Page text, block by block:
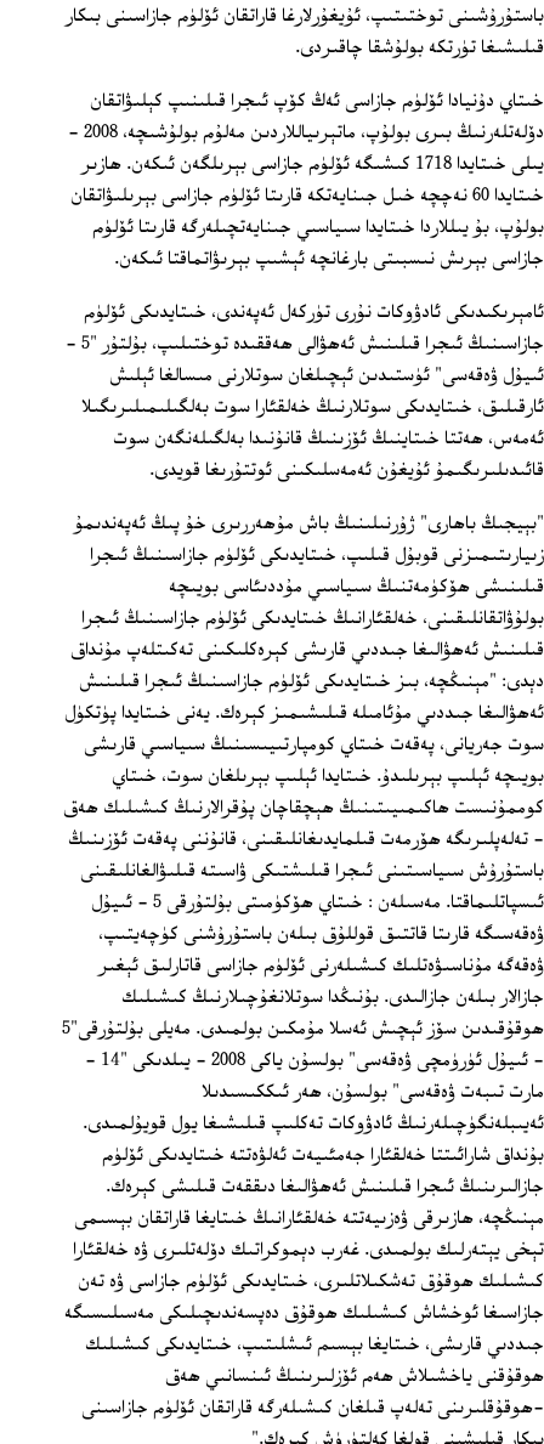
باستۇرۇشىنى توختىتىپ، ئۇيغۇرلارغا قاراتقان ئۆلۈم جازاسىنى بىكار
قىلىشىغا تۈرتكە بولۇشقا چاقىردى.
خىتاي دۇنيادا ئۆلۈم جازاسى ئەڭ كۆپ ئىجرا قىلىنىپ كېلىۋاتقان
دۆلەتلەرنىڭ بىرى بولۇپ، ماتېرىياللاردىن مەلۇم بولۇشىچە، 2008 -
يىلى خىتايدا 1718 كىشىگە ئۆلۈم جازاسى بېرىلگەن ئىكەن. ھازىر
خىتايدا 60 نەچچە خىل جىنايەتكە قارىتا ئۆلۈم جازاسى بېرىلىۋاتقان
بولۇپ، بۇ يىللاردا خىتايدا سىياسىي جىنايەتچىلەرگە قارىتا ئۆلۈم
جازاسى بېرىش نىسبىتى بارغانچە ئېشىپ بېرىۋاتماقتا ئىكەن.
ئامېرىكىدىكى ئادۋوكات نۇرى تۈركەل ئەپەندى، خىتايدىكى ئۆلۈم
جازاسىنىڭ ئىجرا قىلىنىش ئەھۋالى ھەققىدە توختىلىپ، بۇلتۇر "5 -
ئىيۇل ۋەقەسى" ئۈستىدىن ئېچىلغان سوتلارنى مىسالغا ئېلىش
ئارقىلىق، خىتايدىكى سوتلارنىڭ خەلقئارا سوت بەلگىلىمىلىرىگىلا
ئەمەس، ھەتتا خىتاينىڭ ئۆزىنىڭ قانۇنىدا بەلگىلەنگەن سوت
قائىدىلىرىگىمۇ ئۇيغۇن ئەمەسلىكىنى ئوتتۇرىغا قويدى.
"بېيجىڭ باھارى" ژۇرنىلىنىڭ باش مۇھەررىرى خۇ پىڭ ئەپەندىمۇ
زىيارىتىمىزنى قوبۇل قىلىپ، خىتايدىكى ئۆلۈم جازاسىنىڭ ئىجرا
قىلىنىشى ھۆكۈمەتنىڭ سىياسىي مۇددىئاسى بويىچە
بولۇۋاتقانلىقىنى، خەلقئارانىڭ خىتايدىكى ئۆلۈم جازاسىنىڭ ئىجرا
قىلىنىش ئەھۋالىغا جىددىي قارىشى كېرەكلىكىنى تەكىتلەپ مۇنداق
دېدى: "مېنىڭچە، بىز خىتايدىكى ئۆلۈم جازاسىنىڭ ئىجرا قىلىنىش
ئەھۋالىغا جىددىي مۇئامىلە قىلىشىمىز كېرەك. يەنى خىتايدا پۈتكۈل
سوت جەريانى، پەقەت خىتاي كومپارتىيىسىنىڭ سىياسىي قارىشى
بويىچە ئېلىپ بېرىلىدۇ. خىتايدا ئېلىپ بېرىلغان سوت، خىتاي
كوممۇنىست ھاكىمىيىتىنىڭ ھېچقاچان پۇقرالارنىڭ كىشىلىك ھەق
- تەلەپلىرىگە ھۆرمەت قىلمايدىغانلىقىنى، قانۇننى پەقەت ئۆزىنىڭ
باستۇرۇش سىياسىتىنى ئىجرا قىلىشتىكى ۋاسىتە قىلىۋالغانلىقىنى
ئىسپاتلىماقتا. مەسىلەن : خىتاي ھۆكۈمىتى بۇلتۇرقى 5 - ئىيۇل
ۋەقەسىگە قارىتا قاتتىق قوللۇق بىلەن باستۇرۇشنى كۈچەيتىپ،
ۋەقەگە مۇناسىۋەتلىك كىشىلەرنى ئۆلۈم جازاسى قاتارلىق ئېغىر
جازالار بىلەن جازالىدى. بۇنىڭدا سوتلانغۇچىلارنىڭ كىشىلىك
ھوقۇقىدىن سۆز ئېچىش ئەسلا مۇمكىن بولمىدى. مەيلى بۇلتۇرقى"5
- ئىيۇل ئۈرۈمچى ۋەقەسى" بولسۇن ياكى 2008 - يىلدىكى "14 -
مارت تىبەت ۋەقەسى" بولسۇن، ھەر ئىككىسىدىلا
ئەيىبلەنگۈچىلەرنىڭ ئادۋوكات تەكلىپ قىلىشىغا يول قويۇلمىدى.
بۇنداق شارائىتتا خەلقئارا جەمئىيەت ئەلۋەتتە خىتايدىكى ئۆلۈم
جازالىرىنىڭ ئىجرا قىلىنىش ئەھۋالىغا دىققەت قىلىشى كېرەك.
مېنىڭچە، ھازىرقى ۋەزىيەتتە خەلقئارانىڭ خىتايغا قاراتقان بېسىمى
تېخى يېتەرلىك بولمىدى. غەرب دېموكراتىك دۆلەتلىرى ۋە خەلقئارا
كىشىلىك ھوقۇق تەشكىلاتلىرى، خىتايدىكى ئۆلۈم جازاسى ۋە تەن
جازاسىغا ئوخشاش كىشىلىك ھوقۇق دەپسەندىچىلىكى مەسىلىسىگە
جىددىي قارىشى، خىتايغا بېسىم ئىشلىتىپ، خىتايدىكى كىشىلىك
ھوقۇقنى ياخشىلاش ھەم ئۆزلىرىنىڭ ئىنسانىي ھەق
-ھوقۇقلىرىنى تەلەپ قىلغان كىشىلەرگە قاراتقان ئۆلۈم جازاسىنى